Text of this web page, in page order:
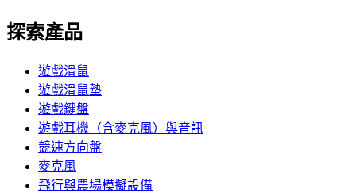
探索產品
遊戲滑鼠
遊戲滑鼠墊
遊戲鍵盤
遊戲耳機（含麥克風）與音訊
競速方向盤
麥克風
飛行與農場模擬設備